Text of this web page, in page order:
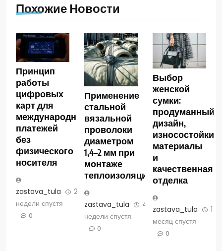
Похожие Новости
Принцип
работы
цифровых
карт для
международных
платежей
без
физического
носителя
zastava_tula
2
недели спустя
0
Применение
стальной
вязальной
проволоки
диаметром
1,4–2 мм при
монтаже
теплоизоляции
zastava_tula
4
недели спустя
0
Выбор
женской
сумки:
продуманный
дизайн,
износостойкие
материалы
и
качественная
отделка
zastava_tula
1
месяц спустя
0